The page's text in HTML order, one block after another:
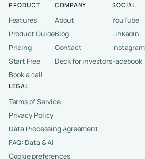
PRODUCT
Features
Product Guide
Pricing
Start Free
Book a call
COMPANY
About
Blog
Contact
Deck for investors
SOCIAL
YouTube
LinkedIn
Instagram
Facebook
LEGAL
Terms of Service
Privacy Policy
Data Processing Agreement
FAQ: Data & AI
Cookie preferences